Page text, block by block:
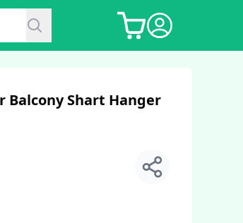
Balcony Shart Hanger